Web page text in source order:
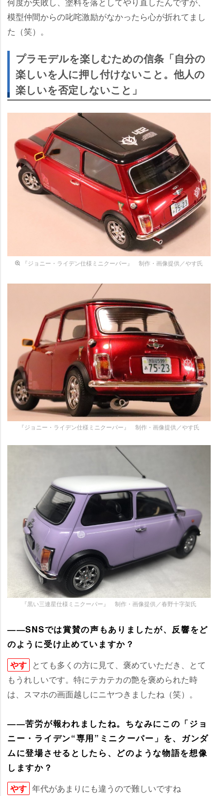
模型仲間からの叱咤激励がなかったら心が折れてまし
た（笑）。
プラモデルを楽しむための信条「自分の
楽しいを人に押し付けないこと。他人の
楽しいを否定しないこと」
『ジョニー・ライデン仕様ミニクーパー』 制作・画像提供／やす氏
『ジョニー・ライデン仕様ミニクーパー』 制作・画像提供／やす氏
『黒い三連星仕様ミニクーパー』 制作・画像提供／春野十字架氏
――SNSでは賞賛の声もありましたが、反響をど
のように受け止めていますか？
す とても多くの方に見て、褒めていただき、とて
もうれしいです。特にテカテカの艶を褒められた時
は、スマホの画面越しにニヤつきましたね（笑）。
――苦労が報われましたね。ちなみにこの「ジョ
ニー・ライデン“専用”ミニクーパー」を、ガンダ
ムに登場させるとしたら、どのような物語を想像
しますか？
す 年代があまりにも違うので難しいですね